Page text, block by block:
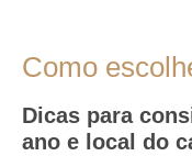
Como
Dicas para
ano e local do